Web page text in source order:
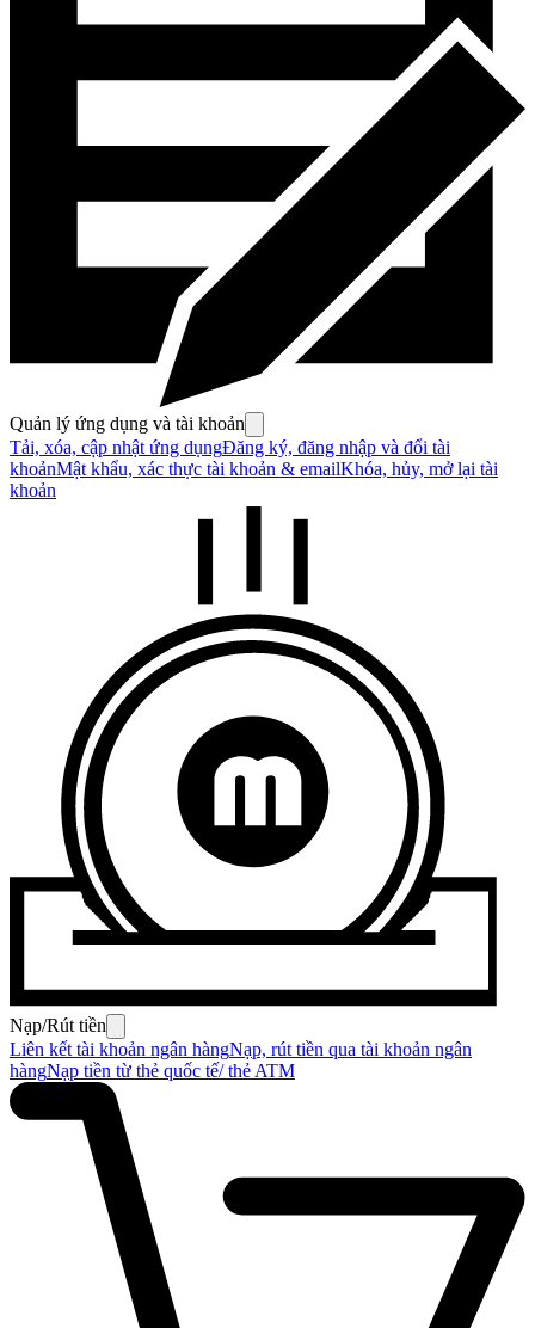
Quản lý ứng dụng và tài khoản
Tải, xóa, cập nhật ứng dụngĐăng ký, đăng nhập và đổi tài
khoảnMật khẩu, xác thực tài khoản & emailKhóa, hủy, mở lại tài
khoản
Nạp/Rút tiền
Liên kết tài khoản ngân hàngNạp, rút tiền qua tài khoản ngân
hàngNạp tiền từ thẻ quốc tế/ thẻ ATM